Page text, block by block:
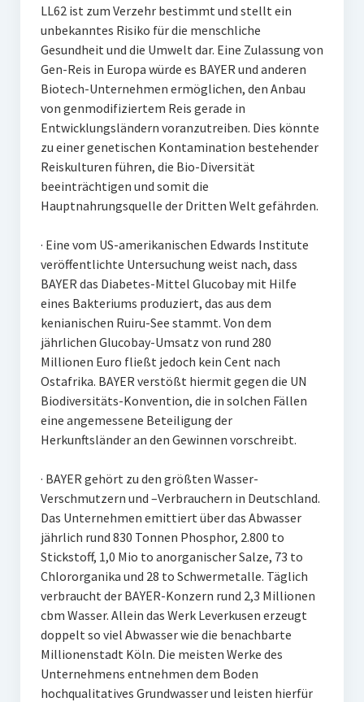
LL62 ist zum Verzehr bestimmt und stellt ein
unbekanntes Risiko für die menschliche
Gesundheit und die Umwelt dar. Eine Zulassung von
Gen-Reis in Europa würde es BAYER und anderen
Biotech-Unternehmen ermöglichen, den Anbau
von genmodifiziertem Reis gerade in
Entwicklungsländern voranzutreiben. Dies könnte
zu einer genetischen Kontamination bestehender
Reiskulturen führen, die Bio-Diversität
beeinträchtigen und somit die
Hauptnahrungsquelle der Dritten Welt gefährden.
· Eine vom US-amerikanischen Edwards Institute
veröffentlichte Untersuchung weist nach, dass
BAYER das Diabetes-Mittel Glucobay mit Hilfe
eines Bakteriums produziert, das aus dem
kenianischen Ruiru-See stammt. Von dem
jährlichen Glucobay-Umsatz von rund 280
Millionen Euro fließt jedoch kein Cent nach
Ostafrika. BAYER verstößt hiermit gegen die UN
Biodiversitäts-Konvention, die in solchen Fällen
eine angemessene Beteiligung der
Herkunftsländer an den Gewinnen vorschreibt.
· BAYER gehört zu den größten Wasser-
Verschmutzern und –Verbrauchern in Deutschland.
Das Unternehmen emittiert über das Abwasser
jährlich rund 830 Tonnen Phosphor, 2.800 to
Stickstoff, 1,0 Mio to anorganischer Salze, 73 to
Chlororganika und 28 to Schwermetalle. Täglich
verbraucht der BAYER-Konzern rund 2,3 Millionen
cbm Wasser. Allein das Werk Leverkusen erzeugt
doppelt so viel Abwasser wie die benachbarte
Millionenstadt Köln. Die meisten Werke des
Unternehmens entnehmen dem Boden
hochqualitatives Grundwasser und leisten hierfür